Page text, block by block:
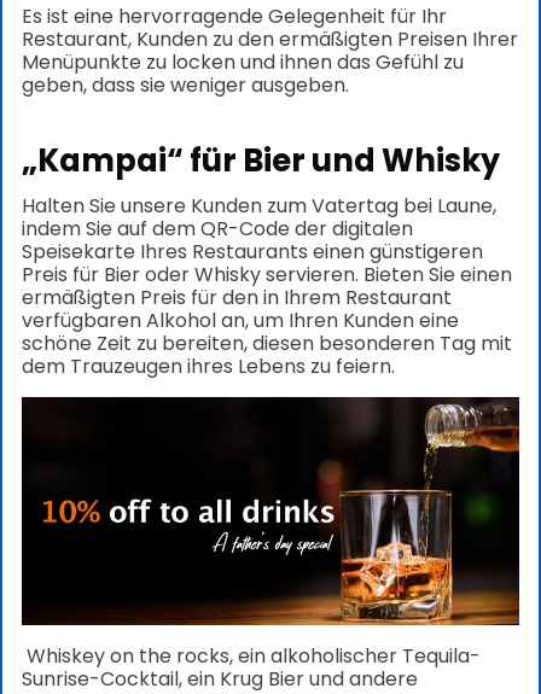
Es ist eine hervorragende Gelegenheit für Ihr
Restaurant, Kunden zu den ermäßigten Preisen Ihrer
Menüpunkte zu locken und ihnen das Gefühl zu
geben, dass sie weniger ausgeben.
„Kampai“ für Bier und Whisky
Halten Sie unsere Kunden zum Vatertag bei Laune,
indem Sie auf dem QR-Code der digitalen
Speisekarte Ihres Restaurants einen günstigeren
Preis für Bier oder Whisky servieren. Bieten Sie einen
ermäßigten Preis für den in Ihrem Restaurant
verfügbaren Alkohol an, um Ihren Kunden eine
schöne Zeit zu bereiten, diesen besonderen Tag mit
dem Trauzeugen ihres Lebens zu feiern.
Whiskey on the rocks, ein alkoholischer Tequila-
Sunrise-Cocktail, ein Krug Bier und andere